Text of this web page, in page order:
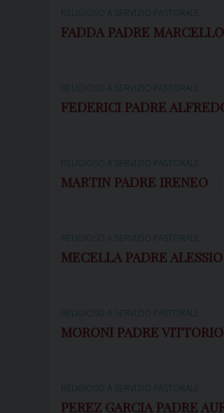
RELIGIOSO A SERVIZIO PASTORALE
FADDA PADRE MARCELLO
RELIGIOSO A SERVIZIO PASTORALE
FEDERICI PADRE
RELIGIOSO A SERVIZIO PASTORALE
MARTIN PADRE IRENEO
RELIGIOSO A SERVIZIO PASTORALE
MECELLA PADRE ALESSIO
RELIGIOSO A SERVIZIO PASTORALE
MORONI PADRE VITTORIO
RELIGIOSO A SERVIZIO PASTORALE
PEREZ GARCIA PADRE